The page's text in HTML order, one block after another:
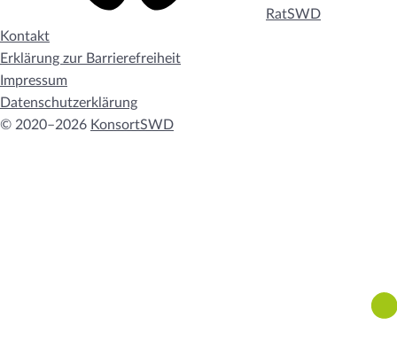
RatSWD
Kontakt
Erklärung zur Barrierefreiheit
Impressum
Datenschutzerklärung
© 2020–2026 KonsortSWD